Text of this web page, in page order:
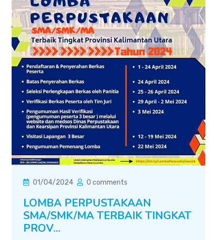
01/04/2024 0 comments
LOMBA PERPUSTAKAAN
SMA/SMK/MA TERBAIK TINGKAT
PROV...